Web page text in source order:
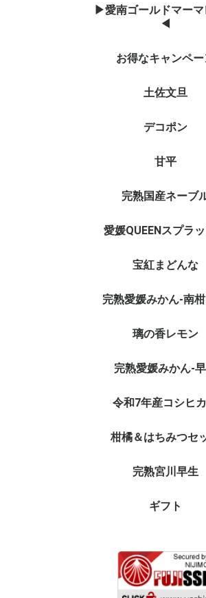
▶愛南ゴールドマーマ
◀
お得なキャンペ
土佐文旦
デコポン
甘平
完熟国産ネーブ
愛媛QUEENスプラ
宝紅まどんな
完熟愛媛みかん-南
璃の香レモン
完熟愛媛みかん-
令和7年産コシヒ
柑橘＆はちみつセ
完熟宮川早生
ギフト